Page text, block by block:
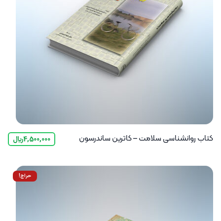
کتاب روانشناسی سلامت – کاترین ساندرسون 4,500,000﷼
حراج!